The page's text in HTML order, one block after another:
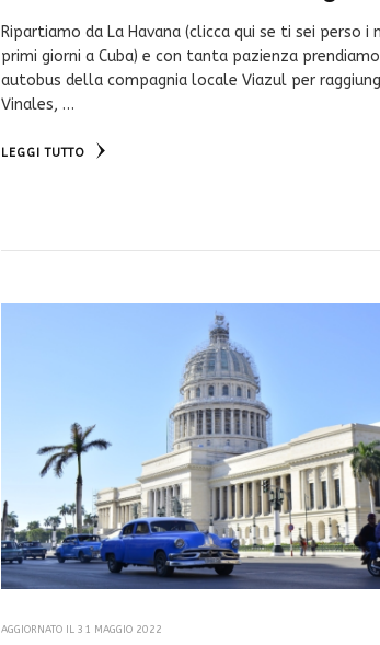
Ripartiamo da La Havana (clicca qui se ti sei perso i
primi giorni a Cuba) e con tanta pazienza
autobus della compagnia locale Viazul per
Vinales, …
LEGGI TUTTO
AGGIORNATO IL31 MAGGIO 2022